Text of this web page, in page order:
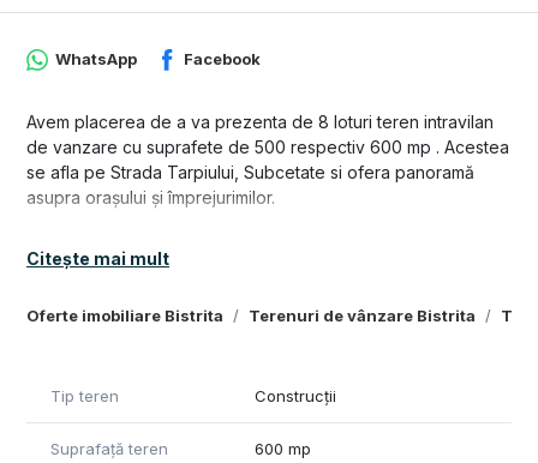
Oferte imobiliare Bistrita Terenuri de vânzare Bistrita
WhatsApp Facebook
Avem placerea de a va prezenta de 8 loturi teren intravilan
de vanzare cu suprafete de 500 respectiv 600 mp . Acestea
se afla pe Strada Tarpiului, Subcetate si ofera panoramă
asupra orașului și împrejurimilor.
Terenul este pretabil atât pentru construcții de locuințe, cât
Se poate dezvolta un cartier de case.
Preț: 6500 euro/ar
Citește mai mult
Tip teren Construcții
Suprafață teren 600 mp